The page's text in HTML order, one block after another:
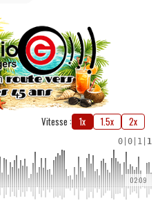
Vitesse : 1x 1.5x 2x
0 0 1 1
02:09